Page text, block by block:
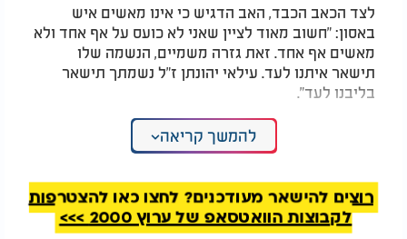
לצד הכאב הכבד, האב הדגיש כי אינו מאשים איש
באסון: "חשוב מאוד לציין שאני לא כועס על אף אחד ולא
מאשים אף אחד. זאת גזרה משמיים, הנשמה שלו
תישאר איתנו לעד. עילאי יהונתן ז"ל נשמתך תישאר
בליבנו לעד".
של מד"א במרחב שרון על ילד בן 3, הולך רגל, שנפגע
חובשים ופראמדיקים של מד"א הגיעו למקום והחלו
לבצע בו פעולות החייאה, לאחר שנמצא מחוסר הכרה,
להמשך קריאה
רוצים להישאר מעודכנים? לחצו כאן להצטרפות
לקבוצות הוואטסאפ של ערוץ 2000 >>>